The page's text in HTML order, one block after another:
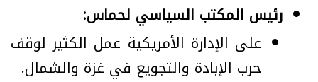
رئيس المكتب السياسي لحماس:
على الإدارة الأمريكية عمل الكثير لوقف
حرب الإبادة والتجويع في غزة والشمال.